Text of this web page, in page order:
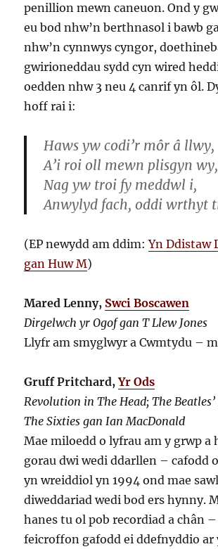
penillion mewn caneuon. Ond y
eu bod nhw’n berthnasol i bawb
nhw’n cynnwys cyngor,
gwirioneddau sydd cyn wired
oedden nhw 3 neu 4 canrif yn ôl.
hoff rai i:
Haws yw codi’r môr â llwy,
A’i roi oll mewn plisgyn wy,
Nag yw troi fy meddwl i,
Anwylyd fach, oddi wrthyt
(EP newydd am ddim:Yn Ddistaw
gan Huw M)
Mared Lenny, Swci Boscawen
Dirgelwch yr Ogof gan T Llew Jones
Llyfr am smyglwyr a Cwmtydu –
Gruff Pritchard,Yr Ods
Revolution in The Head; The
The Sixties gan Ian MacDonald
Mae miloedd o lyfrau am y grwp a
gorau dwi wedi ddarllen – cafodd
yn wreiddiol yn 1994 ond mae
diweddariad wedi bod ers hynny.
hanes tu ol pob recordiad a chân
feicroffon gafodd ei ddefnyddio ar